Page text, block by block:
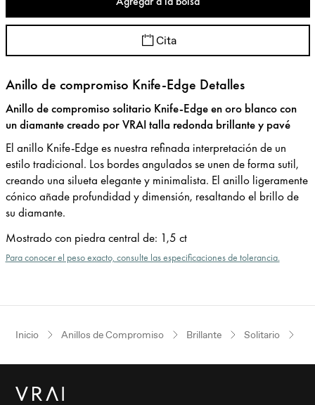
Cita
Anillo de compromiso Knife-Edge Detalles
Anillo de compromiso solitario Knife-Edge en oro blanco con
un diamante creado por VRAI talla redonda brillante y pavé
El anillo Knife-Edge es nuestra refinada interpretación de un
estilo tradicional. Los bordes angulados se unen de forma sutil,
creando una silueta elegante y minimalista. El anillo ligeramente
cónico añade profundidad y dimensión, resaltando el brillo de
su diamante.
Mostrado con piedra central de: 1,5 ct
Para conocer el peso exacto, consulte las especificaciones de tolerancia.
Inicio Anillos de Compromiso Brillante Solitario